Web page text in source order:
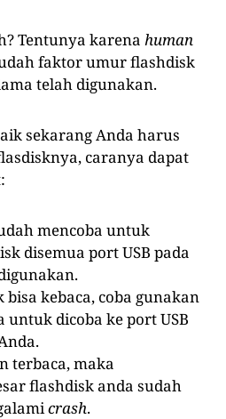
Tentunya karena human
faktor umur flashdisk
telah digunakan.
sekarang Anda harus
caranya dapat
mencoba untuk
disemua port USB pada
bisa kebaca, coba gunakan
dicoba ke port USB
terbaca, maka
flashdisk anda sudah
crash.